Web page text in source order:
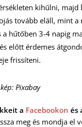
kihűlni,
tovább eláll, mint a
hűtőben 3-4 napig
előtt érdemes
frissíteni.
Pixabay
a Facebookon és
meg és mondja el